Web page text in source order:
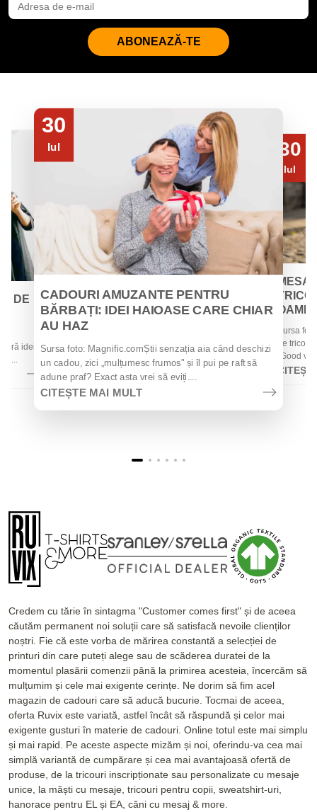
ABONEAZĂ-TE
DE
idei
30
Iul
CADOURI AMUZANTE PENTRU
BĂRBAȚI: IDEI HAIOASE CARE CHIAR
AU HAZ
Sursa foto: Magnific.comȘtii senzația aia când deschizi
un cadou, zici „mulțumesc frumos" și îl pui pe raft să
adune praf? Exact asta vrei să eviți....
CITEȘTE MAI MULT
30
Iul
Sursa
de
„Good
Credem cu tărie în sintagma "Customer comes first" și de aceea
căutăm permanent noi soluții care să satisfacă nevoile clienților
noștri. Fie că este vorba de mărirea constantă a selecției de
printuri din care puteți alege sau de scăderea duratei de la
momentul plasării comenzii până la primirea acesteia, încercăm să
mulțumim și cele mai exigente cerințe. Ne dorim să fim acel
magazin de cadouri care să aducă bucurie. Tocmai de aceea,
oferta Ruvix este variată, astfel încât să răspundă și celor mai
exigente gusturi în materie de cadouri. Online totul este mai simplu
și mai rapid. Pe aceste aspecte mizăm și noi, oferindu-va cea mai
simplă variantă de cumpărare și cea mai avantajoasă ofertă de
produse, de la tricouri inscripționate sau personalizate cu mesaje
unice, la măști cu mesaje, tricouri pentru copii, sweatshirt-uri,
hanorace pentru EL și EA, căni cu mesaj & more.